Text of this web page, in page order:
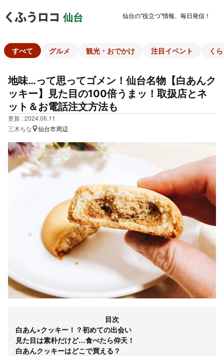
仙台 仙台の"役立つ"情報、毎日発信！
すべて グルメ 観光・おでかけ 注目イベント く
地味…って思ってゴメン！仙台名物【白あんク
ッキー】見た目の100倍うまッ！取扱店とネ
ット＆お電話注文方法も
更新 : 2024.06.11
三木ちな
仙台市周辺
目次
白あん×クッキー！？初めての出会い
見た目は素朴だけど…食べたら仰天！
白あんクッキーはどこで買える？